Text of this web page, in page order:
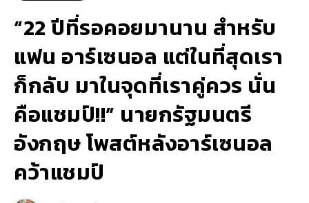
“22 ปีที่รอคอยมานาน สำหรับ
แฟน อาร์เซนอล แต่ในที่สุดเรา
ก็กลับ มาในจุดที่เราคู่ควร นั่น
คือแชมป์!!” นายกรัฐมนตรี
อังกฤษ โพสต์หลังอาร์เซนอล
คว้าแชมป์